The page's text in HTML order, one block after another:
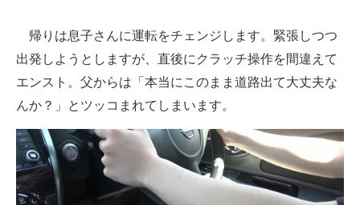
帰りは息子さんに運転をチェンジします。緊張しつつ
出発しようとしますが、直後にクラッチ操作を間違えて
エンスト。父からは「本当にこのまま道路出て大丈夫な
んか？」とツッコまれてしまいます。